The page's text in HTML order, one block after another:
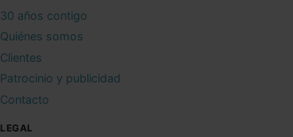
30 años contigo
Quiénes somos
Clientes
Patrocinio y publicidad
Contacto
LEGAL